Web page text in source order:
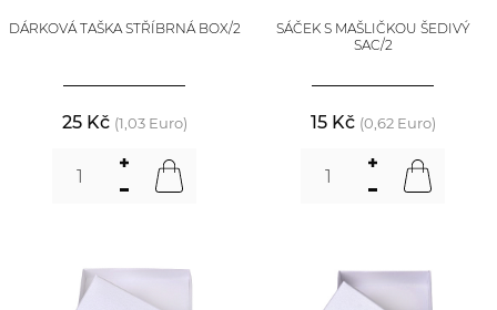
DÁRKOVÁ TAŠKA STŘÍBRNÁ BOX/2
25 Kč (1,03 Euro)
SÁČEK S MAŠLIČKOU ŠEDIVÝ
SAC/2
15 Kč (0,62 Euro)